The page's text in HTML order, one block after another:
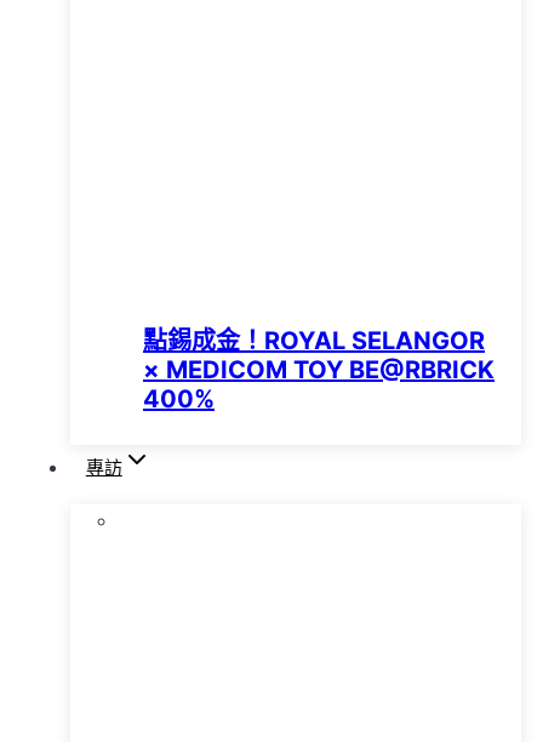
點錫成金！ROYAL SELANGOR
× MEDICOM TOY BE@RBRICK
400%
專訪